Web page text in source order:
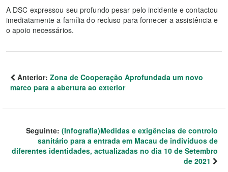
A DSC expressou seu profundo pesar pelo incidente e contactou
imediatamente a família do recluso para fornecer a assistência e
o apoio necessários.
Anterior: Zona de Cooperação Aprofundada um novo
marco para a abertura ao exterior
Seguinte: (Infografia)Medidas e exigências de controlo
sanitário para a entrada em Macau de indivíduos de
diferentes identidades, actualizadas no dia 10 de Setembro
de 2021